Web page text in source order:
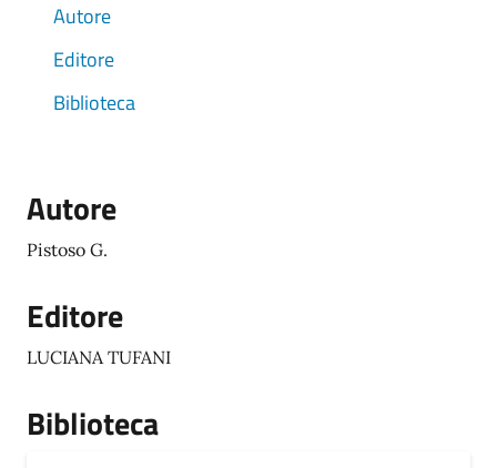
Autore
Editore
Biblioteca
Autore
Pistoso G.
Editore
LUCIANA TUFANI
Biblioteca